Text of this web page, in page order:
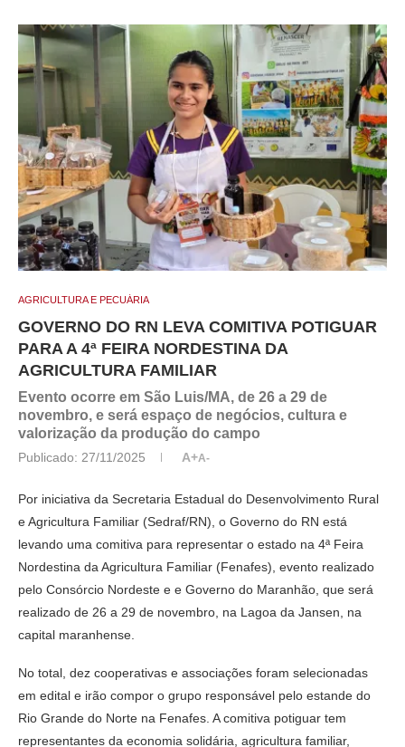
AGRICULTURA E PECUÁRIA
GOVERNO DO RN LEVA COMITIVA POTIGUAR
PARA A 4ª FEIRA NORDESTINA DA
AGRICULTURA FAMILIAR
Evento ocorre em São Luis/MA, de 26 a 29 de
novembro, e será espaço de negócios, cultura e
valorização da produção do campo
Publicado: 27/11/2025 A+A-
Por iniciativa da Secretaria Estadual do Desenvolvimento Rural
e Agricultura Familiar (Sedraf/RN), o Governo do RN está
levando uma comitiva para representar o estado na 4ª Feira
Nordestina da Agricultura Familiar (Fenafes), evento realizado
pelo Consórcio Nordeste e e Governo do Maranhão, que será
realizado de 26 a 29 de novembro, na Lagoa da Jansen, na
capital maranhense.
No total, dez cooperativas e associações foram selecionadas
em edital e irão compor o grupo responsável pelo estande do
Rio Grande do Norte na Fenafes. A comitiva potiguar tem
representantes da economia solidária, agricultura familiar,